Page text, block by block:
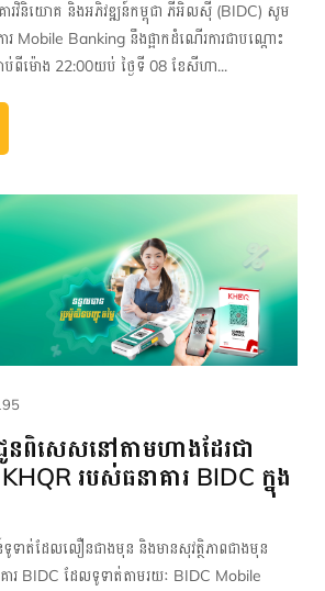
ារវិនិយោគ និងអភិវឌ្ឍន៍កម្ពុជា ភីអិលស៊ី (BIDC) សូម
ារ Mobile Banking នឹងផ្អាកដំណើរការជាបណ្តោះ
ប់ពីម៉ោង 22:00យប់ ថ្ងៃទី 08 ខែសីហា...
ជូនពិសេសនៅតាមហាងដែរជា
របស់ធនាគារ BIDC ក្នុង
ាត់ដែលលឿនជាងមុន និងមានសុវត្ថិភាពជាងមុន
រ BIDC ដែលទូទាត់តាមរយៈ BIDC Mobile